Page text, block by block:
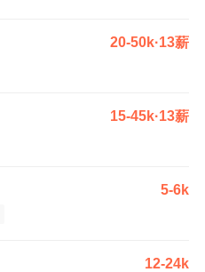
20-50k·13薪
15-45k·13薪
5-6k
12-24k